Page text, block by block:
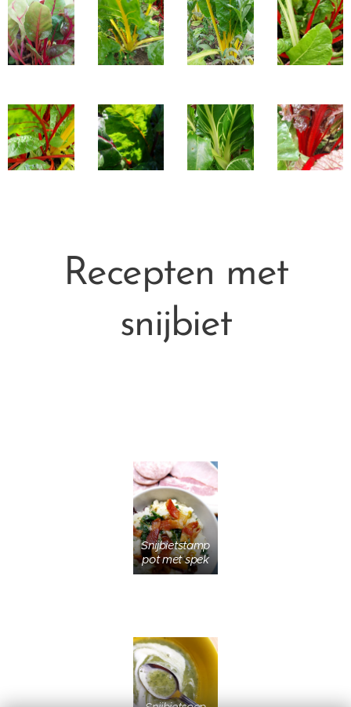
Recepten met
snijbiet
Snijbietstamp
pot met spek